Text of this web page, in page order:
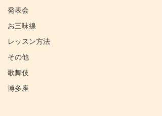
発表会
お三味線
レッスン方法
その他
歌舞伎
博多座